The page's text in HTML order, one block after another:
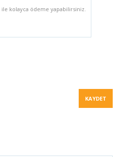
ile kolayca ödeme yapabilirsiniz.
KAYDET